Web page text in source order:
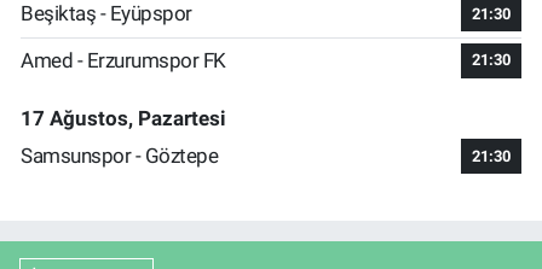
Beşiktaş - Eyüpspor 21:30
Amed - Erzurumspor FK 21:30
17 Ağustos, Pazartesi
Samsunspor - Göztepe
21:30